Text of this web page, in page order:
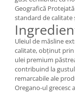
Geografică
standard de
Uleiul de măsline
calitate, obținut prin
ulei premium
contribuind la
remarcabile ale
Oregano-ul grecesc